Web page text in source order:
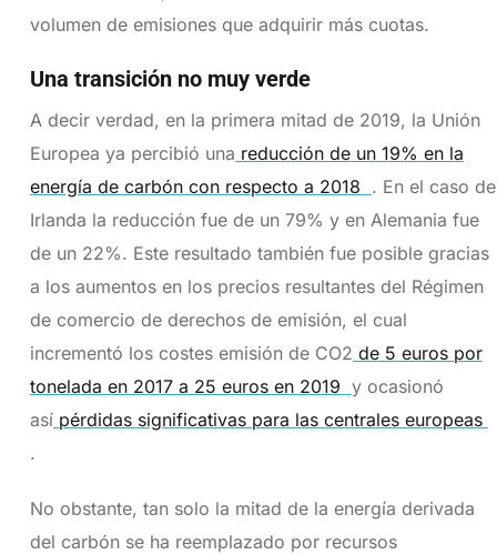
volumen de emisiones que adquirir más cuotas.
Una transición no muy verde
A decir verdad, en la primera mitad de 2019, la Unión
Europea ya percibió una reducción de un 19% en la
energía de carbón con respecto a 2018 . En el caso de
Irlanda la reducción fue de un 79% y en Alemania fue
de un 22%. Este resultado también fue posible gracias
a los aumentos en los precios resultantes del Régimen
de comercio de derechos de emisión, el cual
incrementó los costes emisión de CO2 de 5 euros por
tonelada en 2017 a 25 euros en 2019 y ocasionó
asípérdidas significativas para las centrales europeas
.
No obstante, tan solo la mitad de la energía derivada
del carbón se ha reemplazado por recursos